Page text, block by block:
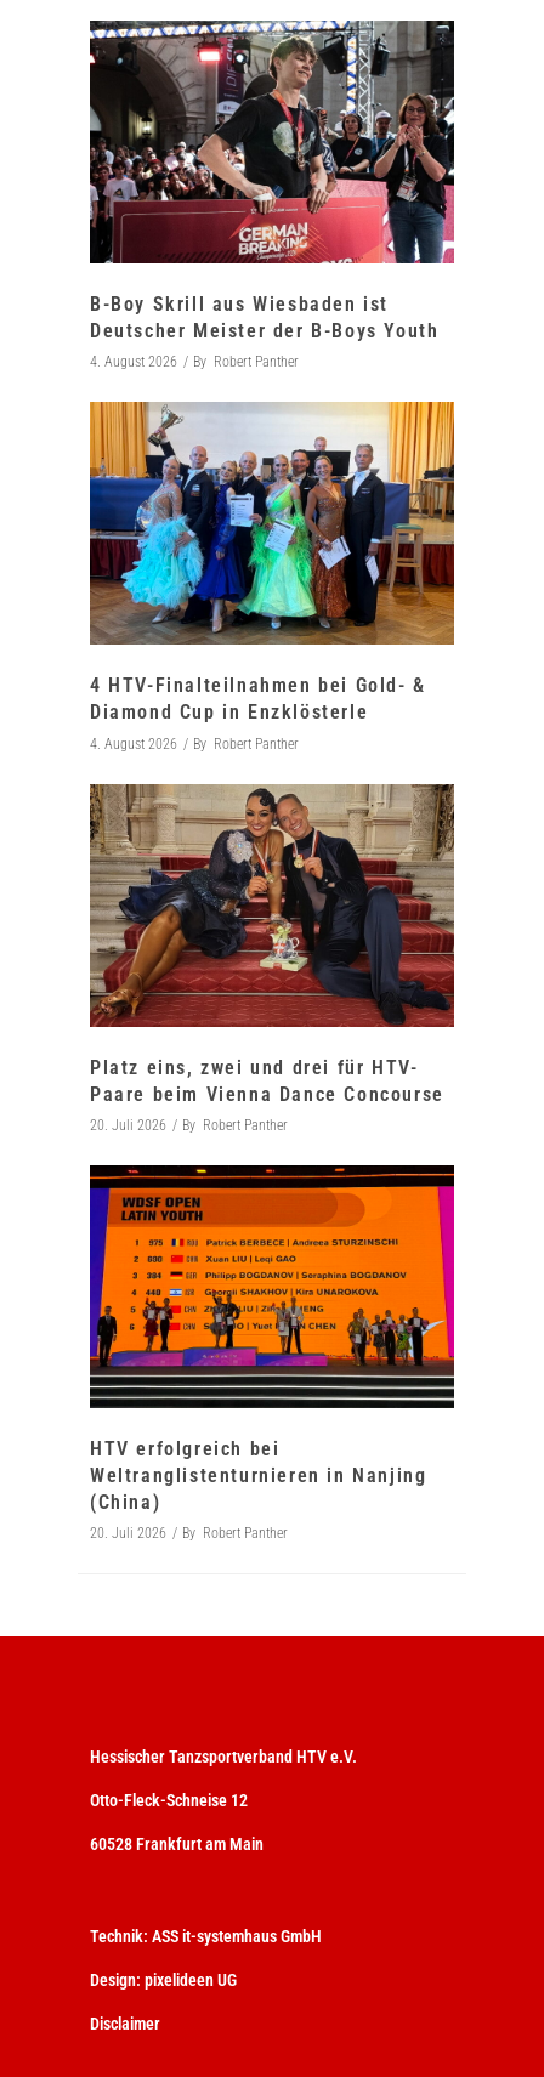
B-Boy Skrill aus Wiesbaden ist
Deutscher Meister der B-Boys Youth
4. August 2026 By Robert Panther
4 HTV-Finalteilnahmen bei Gold- &
Diamond Cup in Enzklösterle
4. August 2026 By Robert Panther
Platz eins, zwei und drei für HTV-
Paare beim Vienna Dance Concourse
20. Juli 2026 By Robert Panther
HTV erfolgreich bei
Weltranglistenturnieren in Nanjing
(China)
20. Juli 2026 By Robert Panther
Hessischer Tanzsportverband HTV e.V.
Otto-Fleck-Schneise 12
60528 Frankfurt am Main
Technik: ASS it-systemhaus GmbH
Design: pixelideen UG
Disclaimer